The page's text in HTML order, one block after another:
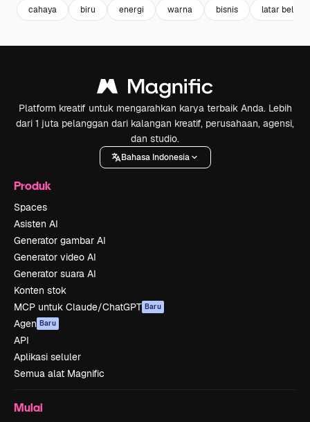
cahaya biru energi warna bisnis latar
Platform kreatif untuk mengarahkan karya terbaik Anda. Lebih
dari 1 juta pelanggan dari kalangan kreatif, perusahaan, agensi,
dan studio.
Bahasa Indonesia
Produk
Spaces
Asisten AI
Generator gambar AI
Generator video AI
Generator suara AI
Konten stok
MCP untuk Claude/ChatGPT Baru
Agen Baru
API
Aplikasi seluler
Semua alat Magnific
Mulai